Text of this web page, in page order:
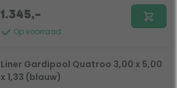
Op voorraad
1.345,-
Liner Gardipool Quatroo 3,00 x 5,00
x 1,33 (blauw)